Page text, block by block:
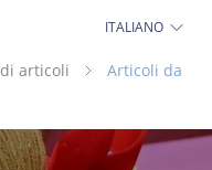
ITALIANO
articoli
Articoli da